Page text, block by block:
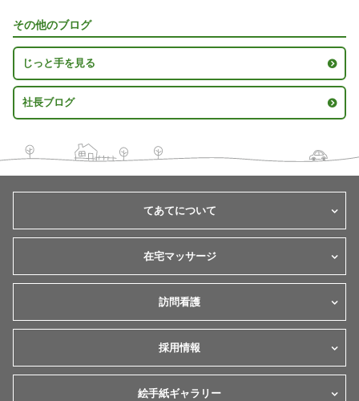
その他のブログ
じっと手を見る
社長ブログ
てあてについて
在宅マッサージ
訪問看護
採用情報
絵手紙ギャラリー